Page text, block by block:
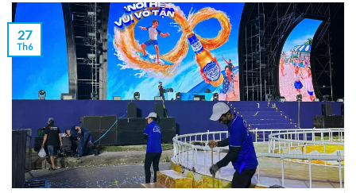
27
Th6